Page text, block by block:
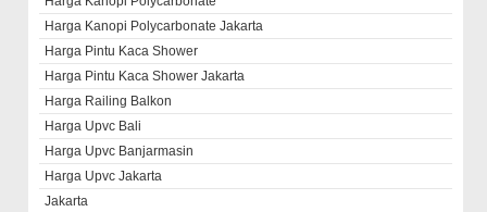
Harga Kanopi Polycarbonate Jakarta
Harga Pintu Kaca Shower
Harga Pintu Kaca Shower Jakarta
Harga Railing Balkon
Harga Upvc Bali
Harga Upvc Banjarmasin
Harga Upvc Jakarta
Jakarta